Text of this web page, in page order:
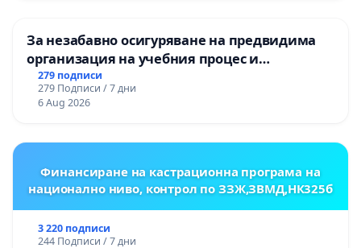
За незабавно осигуряване на предвидима
организация на учебния процес и
гарантиране на правото на равнопоставено
и качествено образование на учениците от
ОУ „Княз Александър I“ и Хуманитарна
279 подписи
279 Подписи / 7 дни
6 Aug 2026
Финансиране на кастрационна програма на
национално ниво, контрол по ЗЗЖ,ЗВМД,НК325б
3 220 подписи
244 Подписи / 7 дни